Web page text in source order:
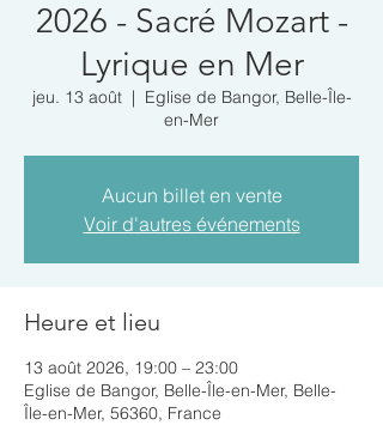
2026 - Sacré Mozart -
Lyrique en Mer
jeu. 13 août
  |
Eglise de Bangor, Belle-Île-
en-Mer
Aucun billet en vente
Voir d'autres événements
Heure et lieu
13 août 2026, 19:00 – 23:00
Eglise de Bangor, Belle-Île-en-Mer, Belle-
Île-en-Mer, 56360, France